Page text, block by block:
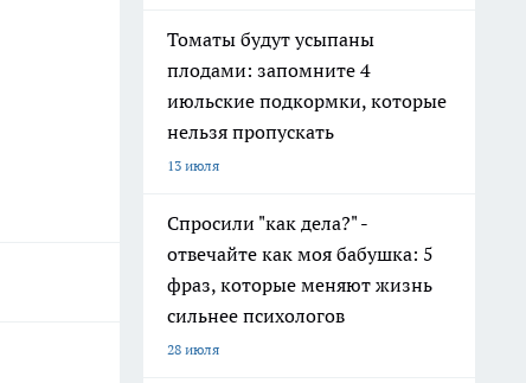
Томаты будут усыпаны
плодами: запомните 4
июльские подкормки, которые
нельзя пропускать
13 июля
Спросили "как дела?" -
отвечайте как моя бабушка: 5
фраз, которые меняют жизнь
сильнее психологов
28 июля